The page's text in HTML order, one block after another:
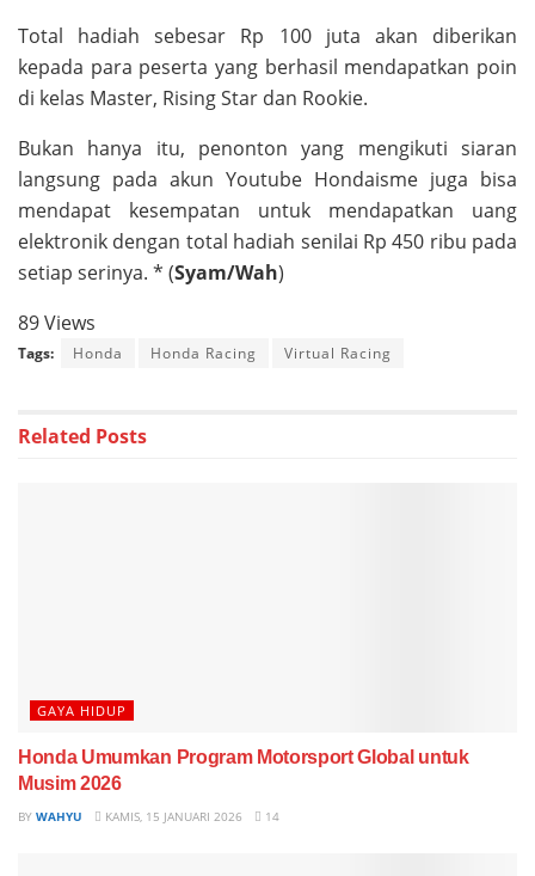
Total hadiah sebesar Rp 100 juta akan diberikan
kepada para peserta yang berhasil mendapatkan poin
di kelas Master, Rising Star dan Rookie.
Bukan hanya itu, penonton yang mengikuti siaran
langsung pada akun Youtube Hondaisme juga bisa
mendapat kesempatan untuk mendapatkan uang
elektronik dengan total hadiah senilai Rp 450 ribu pada
setiap serinya. * (Syam/Wah)
89 Views
Tags: Honda Honda Racing Virtual Racing
Related Posts
GAYA HIDUP
Honda Umumkan Program Motorsport Global untuk
Musim 2026
BY WAHYU KAMIS, 15 JANUARI 2026 14